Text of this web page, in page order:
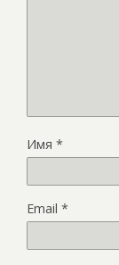
Имя *
Email *